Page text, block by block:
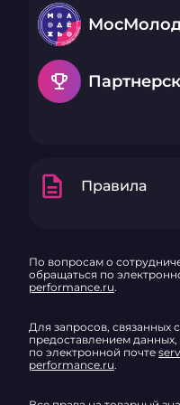
emoji_events
description Правила
По вопросам о
обращаться по
performance.ru.
Для запросов, связанных
предоставлением
по электронной почте
performance.ru.